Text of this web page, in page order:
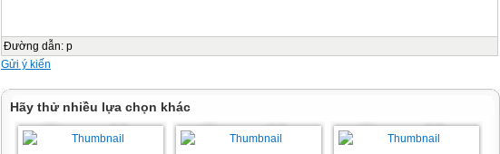
Đường dẫn: p
Gửi ý kiến
Hãy thử nhiều lựa chọn khác